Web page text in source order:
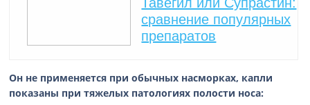
сравнение популярных
препаратов
Он не применяется при обычных насморках, капли
показаны при тяжелых патологиях полости носа: